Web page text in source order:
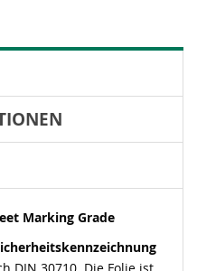
Marking Grade